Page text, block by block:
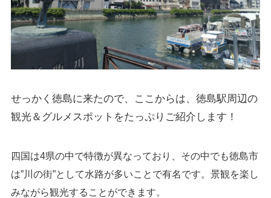
せっかく徳島に来たので、ここからは、徳島駅周辺の
観光＆グルメスポットをたっぷりご紹介します！
四国は4県の中で特徴が異なっており、その中でも徳島市
は”川の街”として水路が多いことで有名です。景観を楽し
みながら観光することができます。